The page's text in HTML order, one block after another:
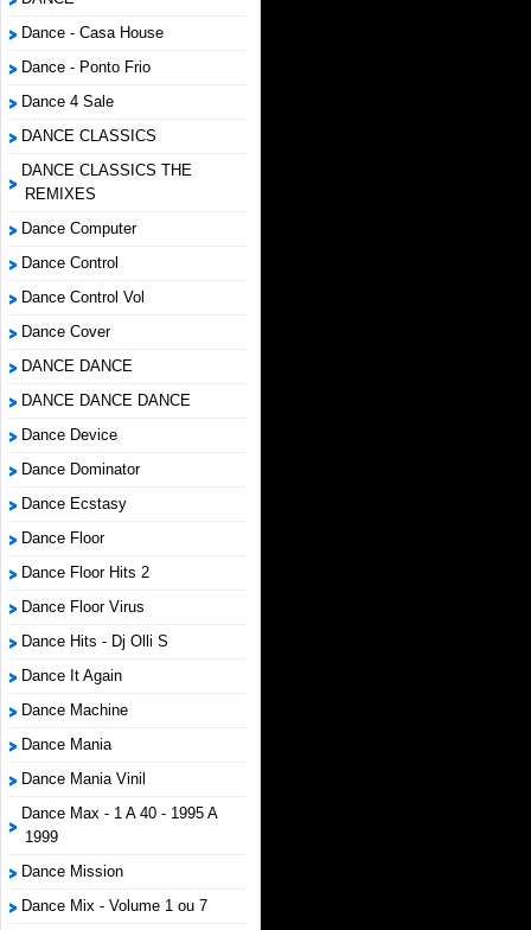
Dance - Casa House
Dance - Ponto Frio
Dance 4 Sale
DANCE CLASSICS
DANCE CLASSICS THE
REMIXES
Dance Computer
Dance Control
Dance Control Vol
Dance Cover
DANCE DANCE
DANCE DANCE DANCE
Dance Device
Dance Dominator
Dance Ecstasy
Dance Floor
Dance Floor Hits 2
Dance Floor Virus
Dance Hits - Dj Olli S
Dance It Again
Dance Machine
Dance Mania
Dance Mania Vinil
Dance Max - 1 A 40 - 1995 A
1999
Dance Mission
Dance Mix - Volume 1 ou 7